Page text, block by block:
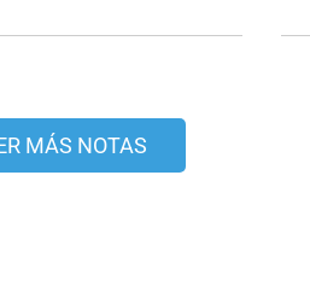
MÁS NOTAS